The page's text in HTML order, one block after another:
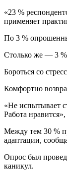
«23 %
применяет
По 3 %
Столько же — 3 %
Бороться со
Комфортно
«Не испытывает
Работа
Между тем 30 %
адаптации,
Опрос был
каникул.